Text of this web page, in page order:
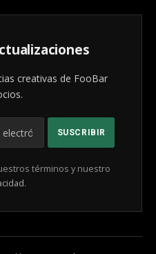
creativas de FooBar
términos y nuestro
.